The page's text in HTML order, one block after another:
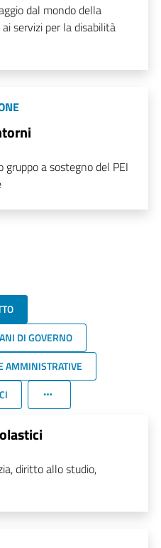
dal mondo della
servizi per la disabilità
a sostegno del PEI
DI GOVERNO
AMMINISTRATIVE
diritto allo studio,